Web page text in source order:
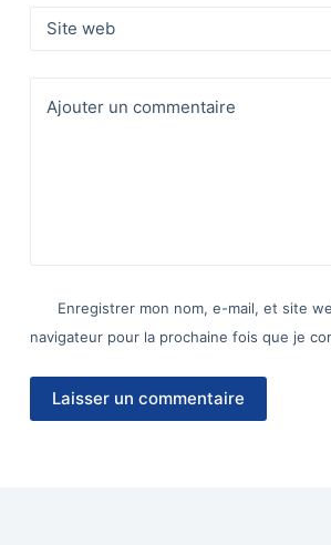
Site web
Ajouter un commentaire
Enregistrer mon nom, e-mail, et site
navigateur pour la prochaine fois que je
Laisser un commentaire